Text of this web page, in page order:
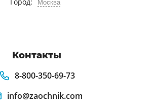
Москва
Контакты
8-800-350-69-73
info@zaochnik.com